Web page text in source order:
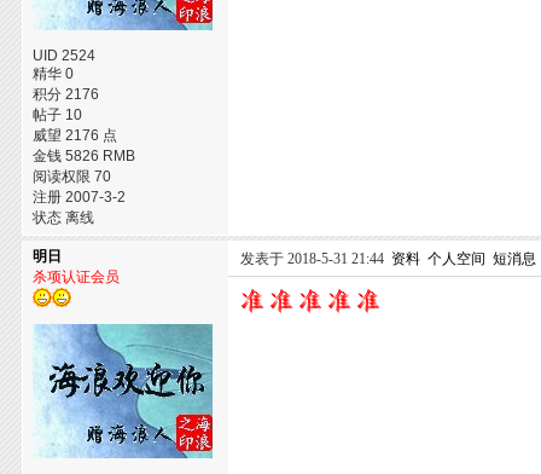
UID 2524
精华 0
积分 2176
帖子 10
威望 2176 点
金钱 5826 RMB
阅读权限 70
注册 2007-3-2
状态 离线
明日
杀项认证会员
发表于 2018-5-31 21:44 资料 个人空间 短消息